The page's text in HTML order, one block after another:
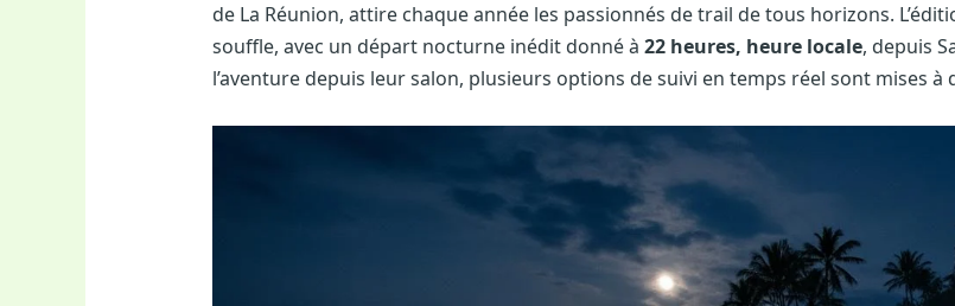
de La Réunion, attire chaque année les passionnés de trail de tous horizons.
souffle, avec un départ nocturne inédit donné à 22 heures, heure locale, depuis
l’aventure depuis leur salon, plusieurs options de suivi en temps réel sont mises à